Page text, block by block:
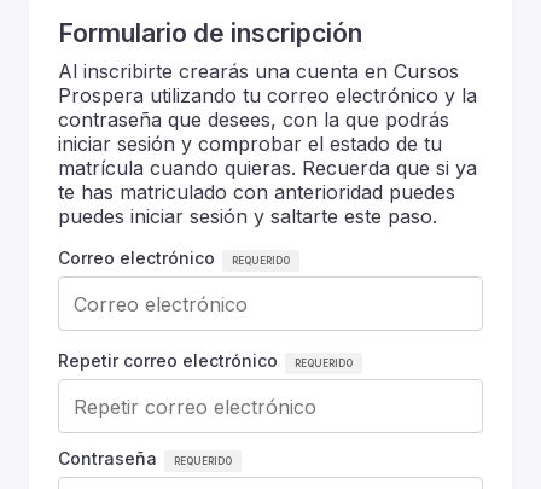
Formulario de inscripción
Al inscribirte crearás una cuenta en Cursos
Prospera utilizando tu correo electrónico y la
contraseña que desees, con la que podrás
iniciar sesión y comprobar el estado de tu
matrícula cuando quieras. Recuerda que si ya
te has matriculado con anterioridad puedes
puedes iniciar sesión y saltarte este paso.
Correo electrónico
Repetir correo electrónico
Contraseña